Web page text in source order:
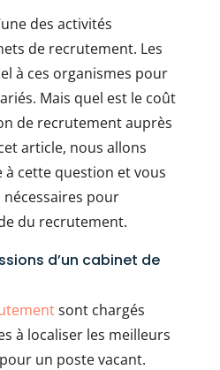
des activités
de recrutement. Les
à ces organismes pour
Mais quel est le coût
de recrutement auprès
article, nous allons
à cette question et vous
pour
du recrutement.
d’un cabinet de
sont chargés
à localiser les meilleurs
un poste vacant.